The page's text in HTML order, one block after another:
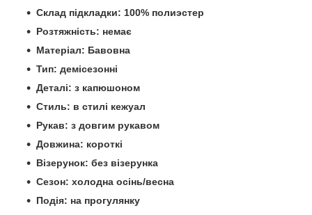
Склад підкладки: 100% полиэстер
Розтяжність: немає
Матеріал: Бавовна
Тип: демісезонні
Деталі: з капюшоном
Стиль: в стилі кежуал
Рукав: з довгим рукавом
Довжина: короткі
Візерунок: без візерунка
Сезон: холодна осінь/весна
Подія: на прогулянку